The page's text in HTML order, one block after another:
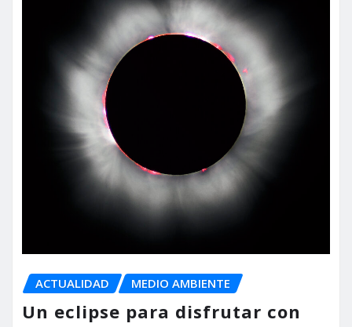
ACTUALIDAD MEDIO AMBIENTE
Un eclipse para disfrutar con